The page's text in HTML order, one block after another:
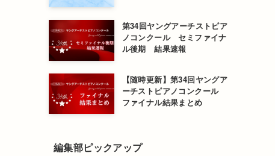
第34回ヤングアーチストピア
ノコンクール セミファイナ
ル後期 結果速報
【随時更新】第34回ヤングア
ーチストピアノコンクール
ファイナル結果まとめ
編集部ピックアップ